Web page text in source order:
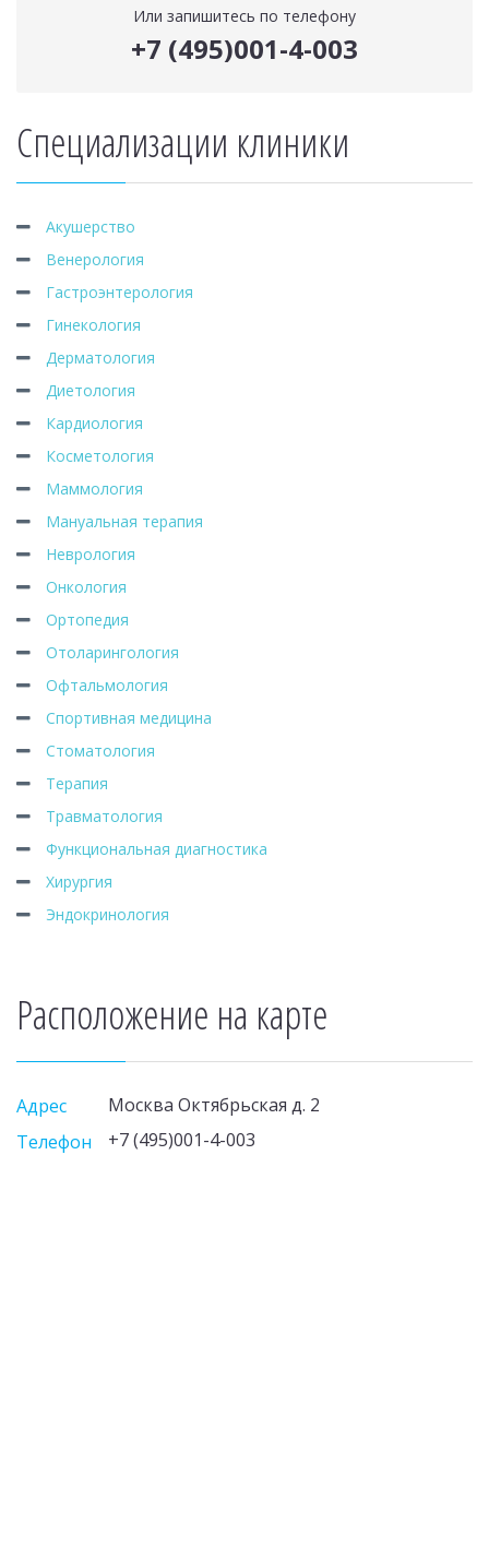
Или запишитесь по телефону
+7 (495)001-4-003
Специализации клиники
Акушерство
Венерология
Гастроэнтерология
Гинекология
Дерматология
Диетология
Кардиология
Косметология
Маммология
Мануальная терапия
Неврология
Онкология
Ортопедия
Отоларингология
Офтальмология
Спортивная медицина
Стоматология
Терапия
Травматология
Функциональная диагностика
Хирургия
Эндокринология
Расположение на карте
Адрес
Москва Октябрьская д. 2
Телефон
+7 (495)001-4-003